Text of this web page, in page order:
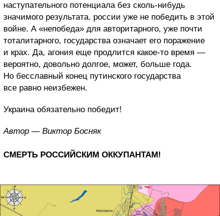
наступательного потенциала без сколь-нибудь
значимого результата. россии уже не победить в этой
войне. А «непобеда» для авторитарного, уже почти
тоталитарного, государства означает его поражение
и крах. Да, агония еще продлится какое-то время —
вероятно, довольно долгое, может, больше года.
Но бесславный конец путинского государства
все равно неизбежен.
Украина обязательно победит!
Автор — Виктор Босняк
СМЕРТЬ РОССИЙСКИМ ОККУПАНТАМ!